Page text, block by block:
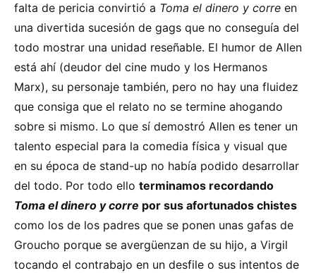
falta de pericia convirtió a Toma el dinero y corre en
una divertida sucesión de gags que no conseguía del
todo mostrar una unidad reseñable. El humor de Allen
está ahí (deudor del cine mudo y los Hermanos
Marx), su personaje también, pero no hay una fluidez
que consiga que el relato no se termine ahogando
sobre si mismo. Lo que sí demostró Allen es tener un
talento especial para la comedia física y visual que
en su época de stand-up no había podido desarrollar
del todo. Por todo ello terminamos recordando
Toma el dinero y corre por sus afortunados chistes
como los de los padres que se ponen unas gafas de
Groucho porque se avergüenzan de su hijo, a Virgil
tocando el contrabajo en un desfile o sus intentos de